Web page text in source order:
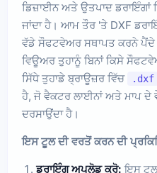
ਡਿਜ਼ਾਈਨ ਅਤੇ ਉਤਪਾਦ
ਜਾਂਦਾ ਹੈ। ਆਮ ਤੌਰ 'ਤੇ DXF
ਵੱਡੇ ਸੌਫਟਵੇਅਰ ਸਥਾਪਤ ਕਰਨੇ
ਵਿਊਅਰ ਤੁਹਾਨੂੰ ਬਿਨਾਂ ਕਿਸੇ
ਸਿੱਧੇ ਤੁਹਾਡੇ ਬ੍ਰਾਊਜ਼ਰ ਵਿੱਚ
.dxf
ਹੈ, ਜੋ ਵੈਕਟਰ ਲਾਈਨਾਂ ਅਤੇ ਮਾਪ
ਦਰਸਾਉਂਦਾ ਹੈ।
ਇਸ ਟੂਲ ਦੀ ਵਰਤੋਂ ਕਰਨ ਦੀ
ਡਰਾਇੰਗ ਅਪਲੋਡ ਕਰੋ: ਇਸ ਟੂਲ